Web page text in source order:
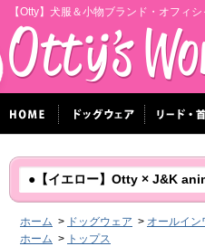
【Otty】犬服＆小物ブランド・オフィ
●【イエロー】Otty × J&K
ホーム > ドッグウェア > オールイン
ホーム > トップス